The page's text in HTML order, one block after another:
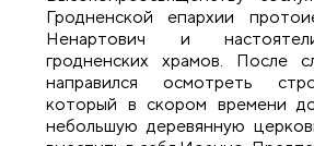
Гродненской епархии
Ненартович и
гродненских храмов. После
направился осмотреть
который в скором времени
небольшую деревянную